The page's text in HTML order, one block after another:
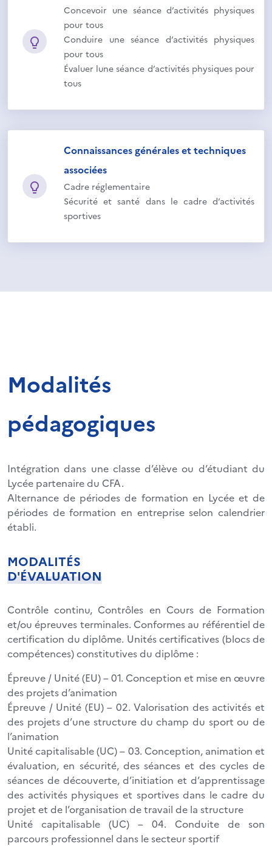
Concevoir une séance d’activités physiques
pour tous
Conduire une séance d’activités physiques
pour tous
Évaluer lune séance d’activités physiques pour
tous
Connaissances générales et techniques
associées
Cadre réglementaire
Sécurité et santé dans le cadre d’activités
sportives
Modalités
pédagogiques
Intégration dans une classe d’élève ou d’étudiant du
Lycée partenaire du CFA.
Alternance de périodes de formation en Lycée et de
périodes de formation en entreprise selon calendrier
établi.
MODALITÉS
D'ÉVALUATION
Contrôle continu, Contrôles en Cours de Formation
et/ou épreuves terminales. Conformes au référentiel de
certification du diplôme. Unités certificatives (blocs de
compétences) constitutives du diplôme :
Épreuve / Unité (EU) – 01. Conception et mise en œuvre
des projets d’animation
Épreuve / Unité (EU) – 02. Valorisation des activités et
des projets d’une structure du champ du sport ou de
l’animation
Unité capitalisable (UC) – 03. Conception, animation et
évaluation, en sécurité, des séances et des cycles de
séances de découverte, d’initiation et d’apprentissage
des activités physiques et sportives dans le cadre du
projet et de l’organisation de travail de la structure
Unité capitalisable (UC) – 04. Conduite de son
parcours professionnel dans le secteur sportif